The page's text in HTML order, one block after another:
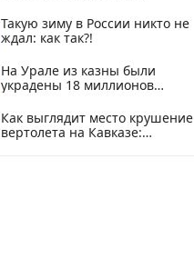
Такую зиму в России никто не
ждал: как так?!
На Урале из казны были
украдены 18 миллионов
Как выглядит место крушение
вертолета на Кавказе: